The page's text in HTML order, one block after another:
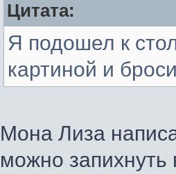
Цитата:
Я подошел к
картиной и
Мона Лиза
можно запихнуть